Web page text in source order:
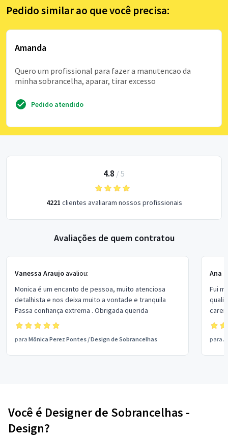
Pedido similar ao que você precisa:
Amanda
Quero um profissional para fazer a manutencao da
minha sobrancelha, aparar, tirar excesso
Pedido atendido
4.8 / 5
4221 clientes avaliaram nossos profissionais
Avaliações de quem contratou
Vanessa Araujoavaliou:
Monica é um encanto de pessoa, muito atenciosa
detalhista e nos deixa muito a vontade e tranquila
Passa confiança extrema . Obrigada querida
para Mônica Perez Pontes /Design de Sobrancelhas
Ana
Fui
para
Você é Designer de Sobrancelhas -
Design?